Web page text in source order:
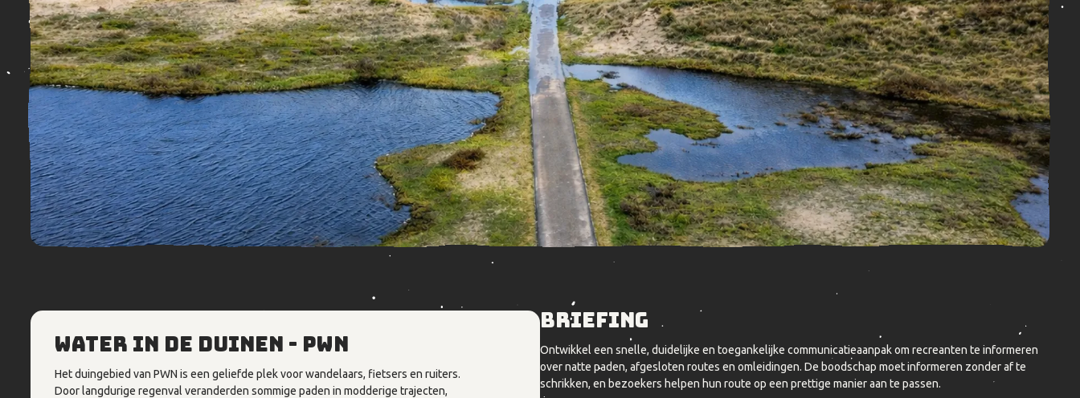
Water in de Duinen - PWN
Het duingebied van PWN is een geliefde plek voor wandelaars, fietsers en ruiters.
Door langdurige regenval veranderden sommige paden in modderige trajecten,
Briefing
Ontwikkel een snelle, duidelijke en toegankelijke communicatieaanpak om recreanten te informeren
over natte paden, afgesloten routes en omleidingen. De boodschap moet informeren zonder af te
schrikken, en bezoekers helpen hun route op een prettige manier aan te passen.